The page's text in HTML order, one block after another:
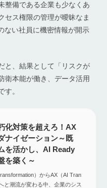
整備である企業も少なくあ
セス権限の管理が曖昧なま
ない社員に機密情報が開示
と、結果として「リスクが
衛本能が働き、データ活用
す。
化対策を超えろ！AX
ナイゼーション～既
を活かし、AI Ready
を築く～
）からAX（AI Tran
と潮流が変わる中、企業のシス